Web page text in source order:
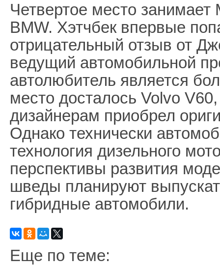
Четвертое место
BMW. Хэтчбек впервые
отрицательный отзыв от
ведущий автомобильной
автолюбитель является
место досталось Volvo
дизайнерам приобрел
Однако технически
технология дизельного
перспективы развития
шведы планируют
гибридные автомобили.
Еще по теме: